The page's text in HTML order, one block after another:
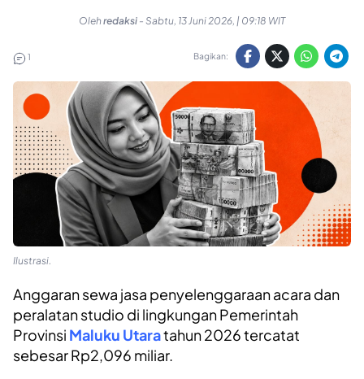
Olehredaksi - Sabtu, 13 Juni 2026, | 09:18 WIT
1 Bagikan:
Ilustrasi.
Anggaran sewa jasa penyelenggaraan acara dan
peralatan studio di lingkungan Pemerintah
Provinsi Maluku Utaratahun 2026 tercatat
sebesar Rp2,096 miliar.